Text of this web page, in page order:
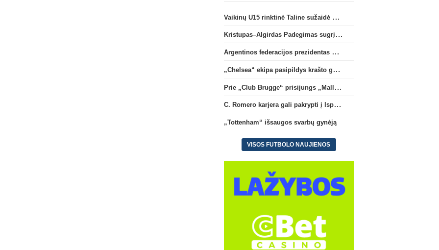
Vaikinų U15 rinktinė Taline sužaidė pirmąsias kontrolines rungtynes
Kristupas–Algirdas Padegimas sugrįžta į FC „Hegelmann” B sudėtį
Argentinos federacijos prezidentas C. Tapia negailėjo pagyrų G. Infantino
„Chelsea“ ekipa pasipildys krašto gynėju P. Chavarria
Prie „Club Brugge“ prisijungs „Mallorca“ klube atsiskleidęs J. Virgili
C. Romero karjera gali pakrypti į Ispaniją
„Tottenham“ išsaugos svarbų gynėją
VISOS FUTBOLO NAUJIENOS